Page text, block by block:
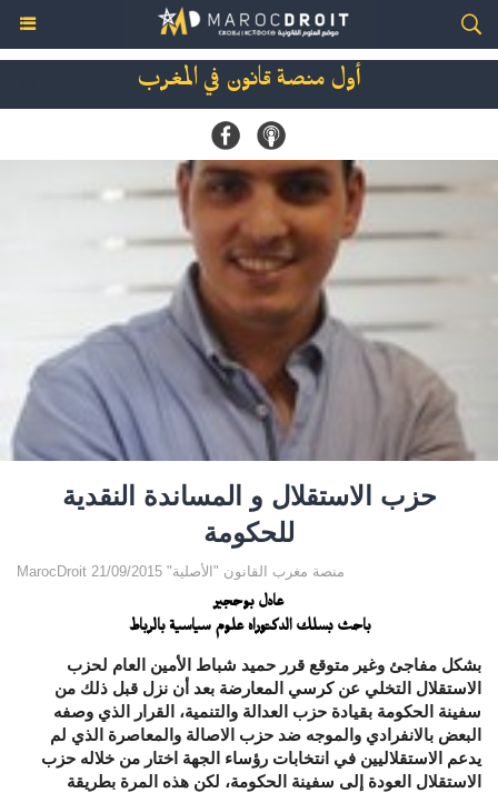
أول منصة قانون في المغرب
حزب الاستقلال و المساندة النقدية
للحكومة
MarocDroit منصة مغرب القانون "الأصلية" 21/09/2015
عادل بوحجير
باحث بسلك الدكتوراه علوم سياسية بالرباط
بشكل مفاجئ وغير متوقع قرر حميد شباط الأمين العام لحزب
الاستقلال التخلي عن كرسي المعارضة بعد أن نزل قبل ذلك من
سفينة الحكومة بقيادة حزب العدالة والتنمية، القرار الذي وصفه
البعض بالانفرادي والموجه ضد حزب الاصالة والمعاصرة الذي لم
يدعم الاستقلاليين في انتخابات رؤساء الجهة اختار من خلاله حزب
الاستقلال العودة إلى سفينة الحكومة، لكن هذه المرة بطريقة